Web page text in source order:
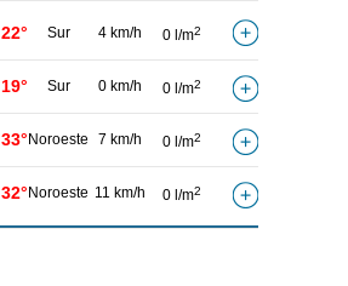
22° Sur 4 km/h 0 l/m2
19° Sur 0 km/h 0 l/m2
33° Noroeste 7 km/h 0 l/m2
32° Noroeste 11 km/h 0 l/m2